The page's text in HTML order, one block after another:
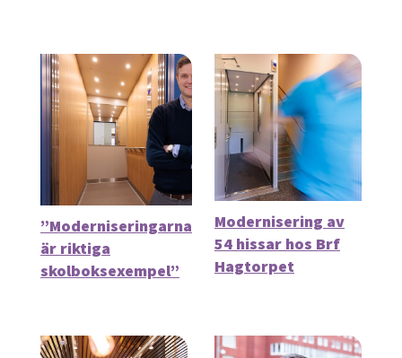
”Moderniseringarna
är riktiga
skolboksexempel”
Modernisering av
54 hissar hos Brf
Hagtorpet